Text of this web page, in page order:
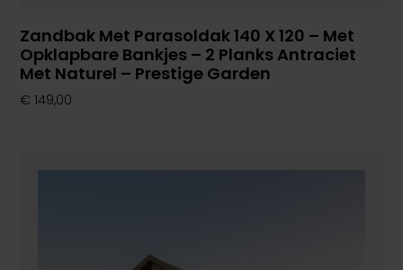
Zandbak Met Parasoldak 140 X 120 – Met
Opklapbare Bankjes – 2 Planks Antraciet
Met Naturel – Prestige Garden
€ 149,00